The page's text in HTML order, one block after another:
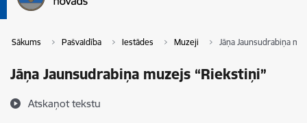
Sākums Pašvaldība Iestādes Muzeji Jāņa Jaunsudrabiņa
Jāņa Jaunsudrabiņa muzejs “Riekstiņi”
Atskaņot tekstu